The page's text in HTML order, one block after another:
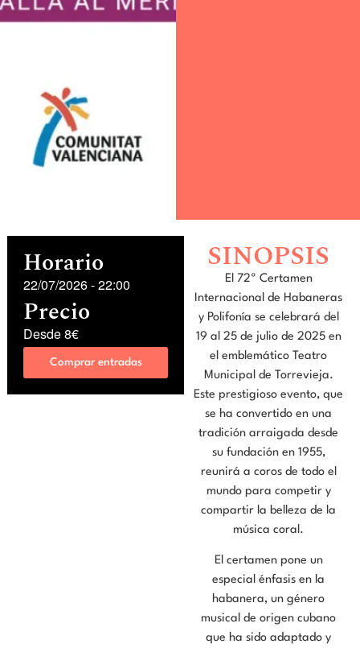
Horario
22/07/2026-22:00
Precio
Desde 8€
Comprar entradas
SINOPSIS
El 72º Certamen
Internacional de Habaneras
y Polifonía se celebrará del
19 al 25 de julio de 2025 en
el emblemático Teatro
Municipal de Torrevieja.
Este prestigioso evento, que
se ha convertido en una
tradición arraigada desde
su fundación en 1955,
reunirá a coros de todo el
mundo para competir y
compartir la belleza de la
música coral.
El certamen pone un
especial énfasis en la
habanera, un género
musical de origen cubano
que ha sido adaptado y